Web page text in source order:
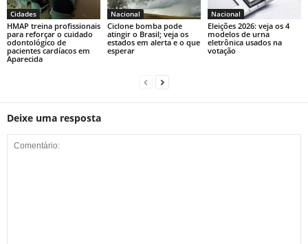
Cidades
HMAP treina profissionais
para reforçar o cuidado
odontológico de
pacientes cardíacos em
Aparecida
Nacional
Ciclone bomba pode
atingir o Brasil; veja os
estados em alerta e o que
esperar
Nacional
Eleições 2026: veja os 4
modelos de urna
eletrônica usados na
votação
Deixe uma resposta